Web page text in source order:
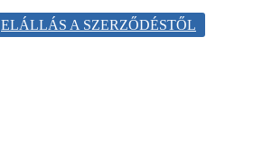
ELÁLLÁS A SZERZŐDÉSTŐL